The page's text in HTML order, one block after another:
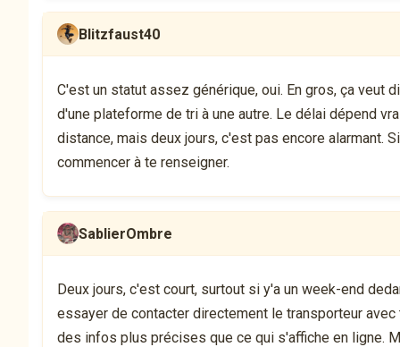
Blitzfaust40
C'est un statut assez générique, oui. En gros, ça veut
d'une plateforme de tri à une autre. Le délai dépend
distance, mais deux jours, c'est pas encore alarmant.
commencer à te renseigner.
SablierOmbre
Deux jours, c'est court, surtout si y'a un week-end
essayer de contacter directement le transporteur
des infos plus précises que ce qui s'affiche en ligne.